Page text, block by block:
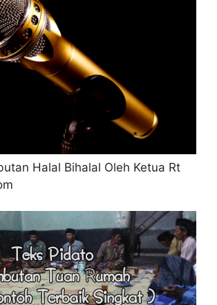
Halal Bihalal Oleh Ketua Rt